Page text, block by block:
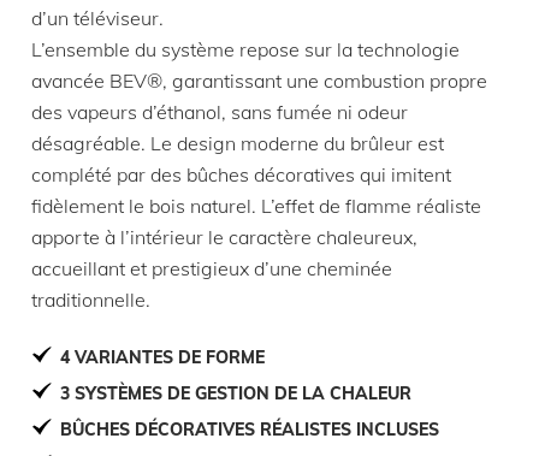
d’un téléviseur.
L’ensemble du système repose sur la technologie
avancée BEV®, garantissant une combustion propre
des vapeurs d’éthanol, sans fumée ni odeur
désagréable. Le design moderne du brûleur est
complété par des bûches décoratives qui imitent
fidèlement le bois naturel. L’effet de flamme réaliste
apporte à l’intérieur le caractère chaleureux,
accueillant et prestigieux d’une cheminée
traditionnelle.
4 VARIANTES DE FORME
3 SYSTÈMES DE GESTION DE LA CHALEUR
BÛCHES DÉCORATIVES RÉALISTES INCLUSES